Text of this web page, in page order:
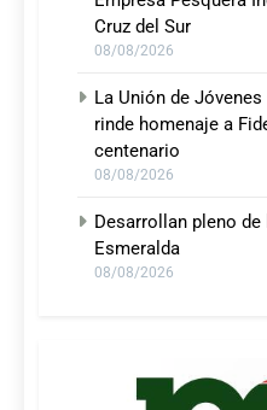
Cruz del Sur
08/08/2026
La Unión de
rinde homenaje a
centenario
08/08/2026
Desarrollan pleno
Esmeralda
08/08/2026